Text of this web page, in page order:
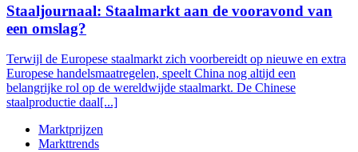
Staaljournaal: Staalmarkt aan de vooravond van
een omslag?
Terwijl de Europese staalmarkt zich voorbereidt op nieuwe en extra
Europese handelsmaatregelen, speelt China nog altijd een
belangrijke rol op de wereldwijde staalmarkt. De Chinese
staalproductie daal[...]
Marktprijzen
Markttrends